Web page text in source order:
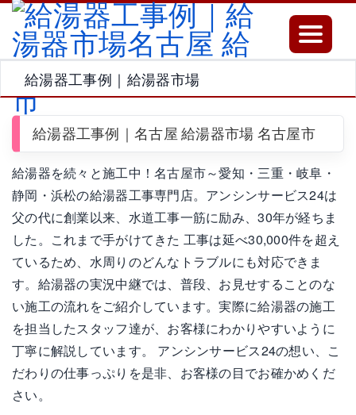
Toggle
給湯器工事例｜給湯器市場
給湯器工事例｜名古屋 給湯器市場 名古屋市
給湯器を続々と施工中！名古屋市～愛知・三重・岐阜・
静岡・浜松の給湯器工事専門店。アンシンサービス24は
父の代に創業以来、水道工事一筋に励み、30年が経ちま
した。これまで手がけてきた 工事は延べ30,000件を超え
ているため、水周りのどんなトラブルにも対応できま
す。給湯器の実況中継では、普段、お見せすることのな
い施工の流れをご紹介しています。実際に給湯器の施工
を担当したスタッフ達が、お客様にわかりやすいように
丁寧に解説しています。 アンシンサービス24の想い、こ
だわりの仕事っぷりを是非、お客様の目でお確かめくだ
さい。